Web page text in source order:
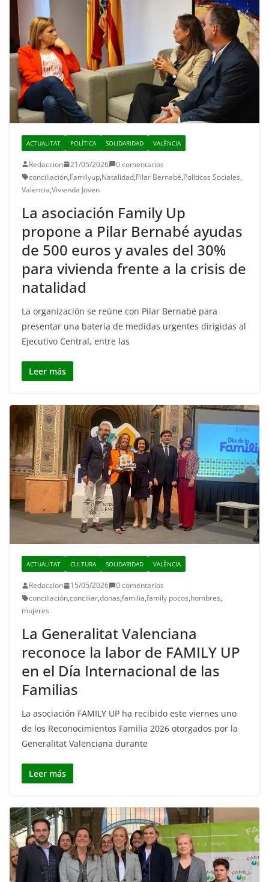
ACTUALITAT POLÍTICA SOLIDARIDAD VALÈNCIA
Redaccion 21/05/2026
0 comentarios
conciliación,Familyup,Natalidad,Pilar Bernabé,Políticas Sociales,
Valencia,Vivienda Joven
La asociación Family Up
propone a Pilar Bernabé ayudas
de 500 euros y avales del 30%
para vivienda frente a la crisis de
natalidad
La organización se reúne con Pilar Bernabé para
presentar una batería de medidas urgentes dirigidas al
Ejecutivo Central, entre las
Leer más
ACTUALITAT CULTURA SOLIDARIDAD VALÈNCIA
Redaccion 15/05/2026
0 comentarios
conciliación,conciliar,donas,familia,family pocos,hombres,
mujeres
La Generalitat Valenciana
reconoce la labor de FAMILY UP
en el Día Internacional de las
Familias
La asociación FAMILY UP ha recibido este viernes uno
de los Reconocimientos Familia 2026 otorgados por la
Generalitat Valenciana durante
Leer más